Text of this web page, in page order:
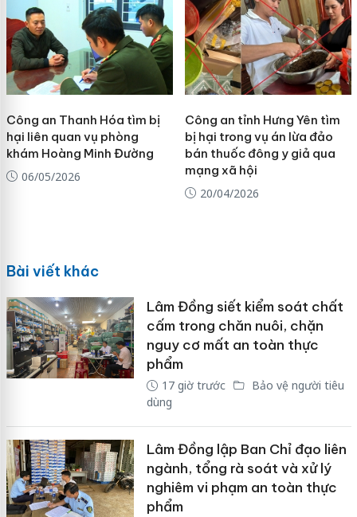
Công an Thanh Hóa tìm bị
hại liên quan vụ phòng
khám Hoàng Minh Đường
06/05/2026
Công an tỉnh Hưng Yên tìm
bị hại trong vụ án lừa đảo
bán thuốc đông y giả qua
mạng xã hội
20/04/2026
Bài viết khác
Lâm Đồng siết kiểm soát chất
cấm trong chăn nuôi, chặn
nguy cơ mất an toàn thực
phẩm
17 giờ trước
Bảo vệ người tiêu
dùng
Lâm Đồng lập Ban Chỉ đạo liên
ngành, tổng rà soát và xử lý
nghiêm vi phạm an toàn thực
phẩm